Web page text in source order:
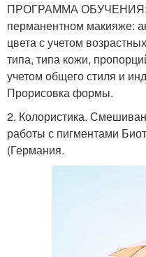
ПРОГРАММА ОБУЧЕНИЯ:
перманентном макияже:
цвета с учетом
типа, типа кожи,
учетом общего стиля и
Прорисовка формы.
2. Колористика.
работы с пигментами
(Германия.